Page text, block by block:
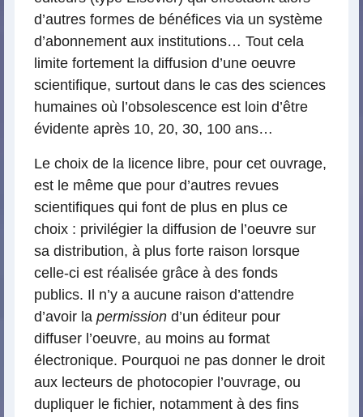
d’autres formes de bénéfices via un système
d’abonnement aux institutions… Tout cela
limite fortement la diffusion d’une oeuvre
scientifique, surtout dans le cas des sciences
humaines où l’obsolescence est loin d’être
évidente après 10, 20, 30, 100 ans…
Le choix de la licence libre, pour cet ouvrage,
est le même que pour d’autres revues
scientifiques qui font de plus en plus ce
choix : privilégier la diffusion de l’oeuvre sur
sa distribution, à plus forte raison lorsque
celle-ci est réalisée grâce à des fonds
publics. Il n’y a aucune raison d’attendre
d’avoir la permission d’un éditeur pour
diffuser l’oeuvre, au moins au format
électronique. Pourquoi ne pas donner le droit
aux lecteurs de photocopier l’ouvrage, ou
dupliquer le fichier, notamment à des fins